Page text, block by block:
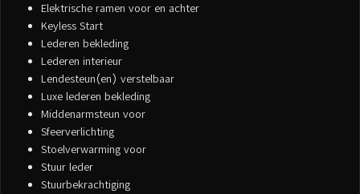
Elektrische ramen voor en achter
Keyless Start
Lederen bekleding
Lederen interieur
Lendesteun(en) verstelbaar
Luxe lederen bekleding
Middenarmsteun voor
Sfeerverlichting
Stoelverwarming voor
Stuur leder
Stuurbekrachtiging